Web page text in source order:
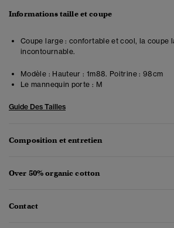
Informations taille et coupe
Coupe large : confortable et cool, la coupe
incontournable.
Modèle : Hauteur : 1m88. Poitrine : 98cm
Le mannequin porte : M
Guide Des Tailles
Composition et entretien
Over 50% organic cotton
Contact